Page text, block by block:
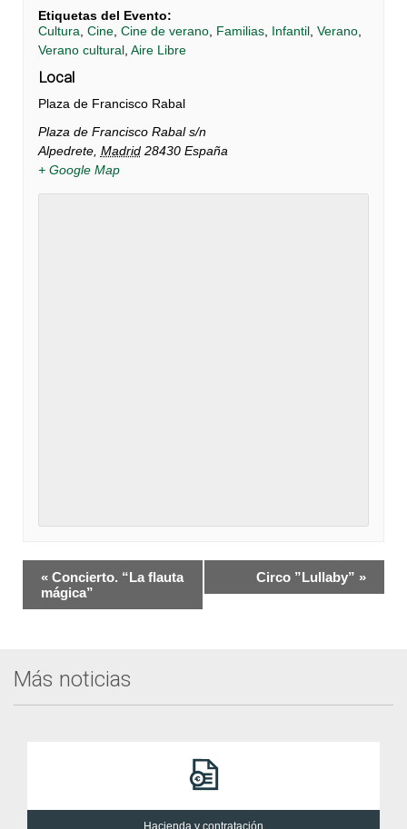
Etiquetas del Evento:
Cultura, Cine, Cine de verano, Familias, Infantil, Verano,
Verano cultural, Aire Libre
Local
Plaza de Francisco Rabal
Plaza de Francisco Rabal s/n
Alpedrete, Madrid 28430 España
+ Google Map
Navegación
del
« Concierto. “La flauta
mágica”
Circo ”Lullaby” »
Más noticias
Hacienda y contratación